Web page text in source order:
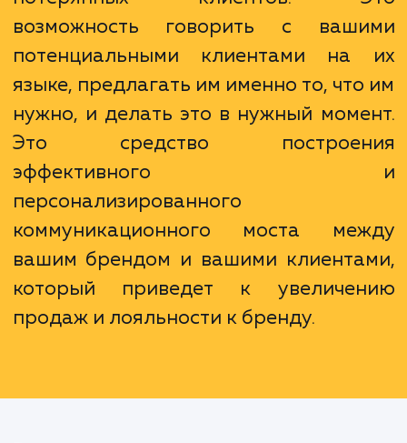
Ретаргетинг и ремаркетинг -
просто инструменты для
потерянных клиентов.
возможность говорить с
потенциальными клиентами на
языке, предлагать им именно то,
нужно, и делать это в нужный